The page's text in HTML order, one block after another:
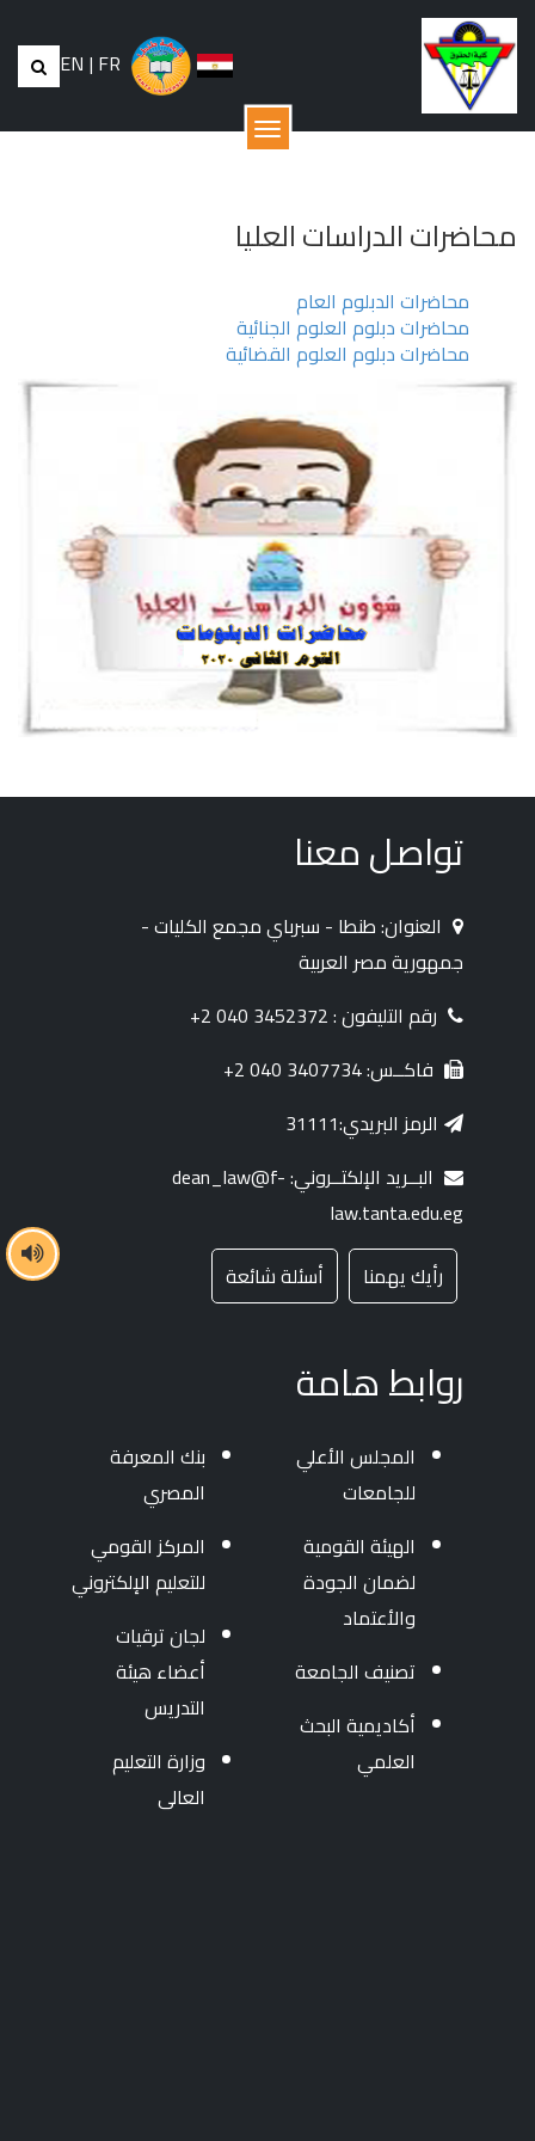
EN | FR
القائمة
محاضرات الدراسات العليا
محاضرات الدبلوم العام
محاضرات دبلوم العلوم الجنائية
محاضرات دبلوم العلوم القضائية
تواصل معنا
العنوان: طنطا - سبرباي مجمع الكليات -
جمهورية مصر العربية
رقم التليفون : 3452372 040 2+
فاكــس: 3407734 040 2+
الرمز البريدي:31111
البــريد الإلكتــروني: dean_law@f-
law.tanta.edu.eg
رأيك يهمنا
أسئلة شائعة
روابط هامة
المجلس الأعلي
للجامعات
الهيئة القومية
لضمان الجودة
والأعتماد
تصنيف الجامعة
أكاديمية البحث
العلمي
بنك المعرفة
المصري
المركز القومي
للتعليم الإلكتروني
لجان ترقيات
أعضاء هيئة
التدريس
وزارة التعليم
العالى